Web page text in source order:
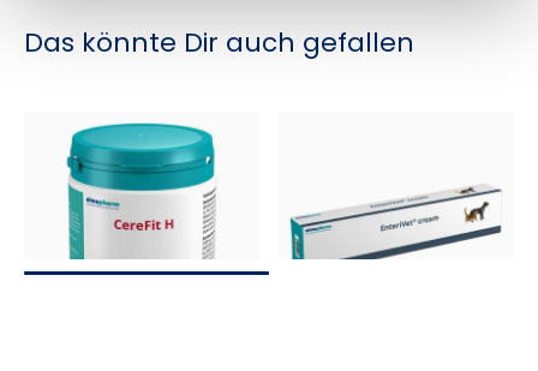
Das könnte Dir auch gefallen
CereFit H
Ergänzungsfuttermittel für
Hunde
allergenarm
Nähr- und Vitalstoffe für das
Zentrale Nervensystem
Verdauungsstörungen